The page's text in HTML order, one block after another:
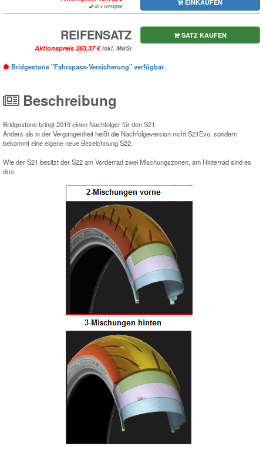
49 x verfügbar EINKAUFEN
REIFENSATZ
Aktionspreis inkl. MwSt
SATZ KAUFEN
Bridgestone "Fahrspass-Versicherung" verfügbar.
Beschreibung
Bridgestone bringt 2019 einen Nachfolger für den S21.
Anders als in der Vergangenheit heißt die Nachfolgeversion nicht S21Evo, sondern
bekommt eine eigene neue Bezeichnung S22.
Wie der S21 besitzt der S22 am Vorderrad zwei Mischungszonen, am Hinterrad sind es
drei.